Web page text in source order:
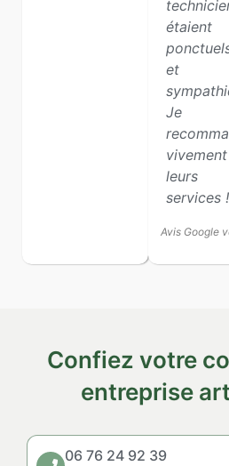
étaient
et
Je
vivement
leurs
services
Avis Google
Confiez votre
entreprise
06 76 24 92 39